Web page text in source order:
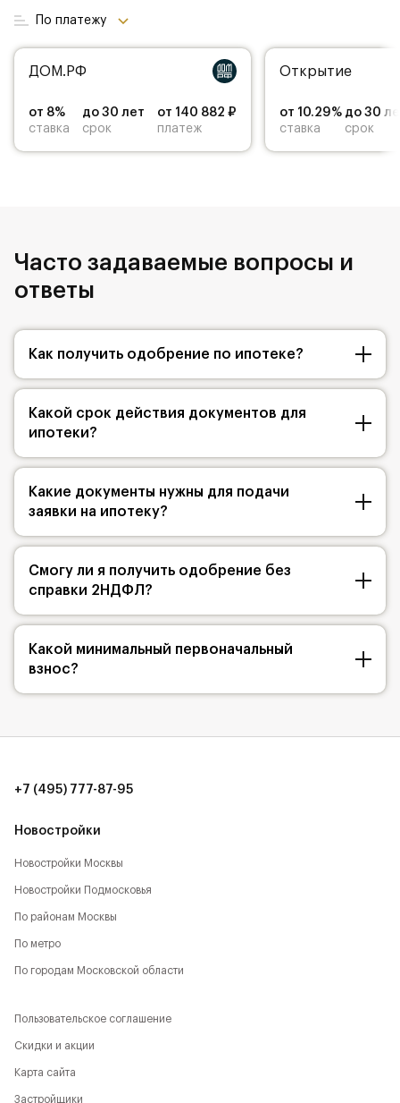
По платежу
ДОМ.РФ
от 8%
ставка
до 30 лет
срок
от 140 882 ₽
платеж
Открытие
от 10.29%
ставка
до 30
срок
Часто задаваемые вопросы и
ответы
Как получить одобрение по ипотеке?
Какой срок действия документов для
ипотеки?
Какие документы нужны для подачи
заявки на ипотеку?
Смогу ли я получить одобрение без
справки 2НДФЛ?
Какой минимальный первоначальный
взнос?
Новостройки
Новостройки Москвы
Новостройки Подмосковья
По районам Москвы
По метро
По городам Московской области
+7 (495) 777-87-95
Пользовательское соглашение
Скидки и акции
Карта сайта
Застройщики